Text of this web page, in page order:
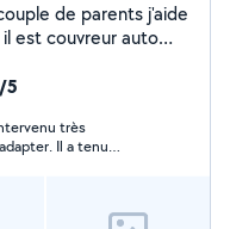
de parents j'aide
est couvreur auto
déménagement
vos animaux ou
5
très